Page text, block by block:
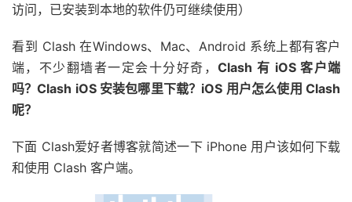
访问，已安装到本地的软件仍可继续使用）
看到 Clash 在Windows、Mac、Android 系统上都有客户
端，不少翻墙者一定会十分好奇，Clash 有 iOS 客户端
吗？Clash iOS 安装包哪里下载？iOS 用户怎么使用 Clash
呢？
下面 Clash爱好者博客就简述一下 iPhone 用户该如何下载
和使用 Clash 客户端。